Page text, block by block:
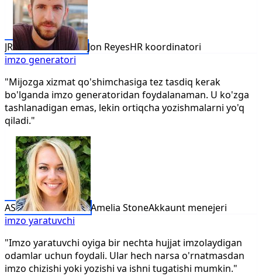
JR Jon ReyesHR koordinatori
imzo generatori
"Mijozga xizmat qo'shimchasiga tez tasdiq kerak
bo'lganda imzo generatoridan foydalanaman. U ko'zga
tashlanadigan emas, lekin ortiqcha yozishmalarni yo'q
qiladi."
AS Amelia StoneAkkaunt menejeri
imzo yaratuvchi
"Imzo yaratuvchi oyiga bir nechta hujjat imzolaydigan
odamlar uchun foydali. Ular hech narsa o'rnatmasdan
imzo chizishi yoki yozishi va ishni tugatishi mumkin."